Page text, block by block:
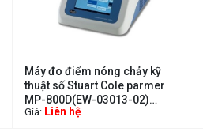
Máy đo điểm nóng chảy kỹ
thuật số Stuart Cole parmer
MP-800D(EW-03013-02)
(400°C)
Giá: Liên hệ